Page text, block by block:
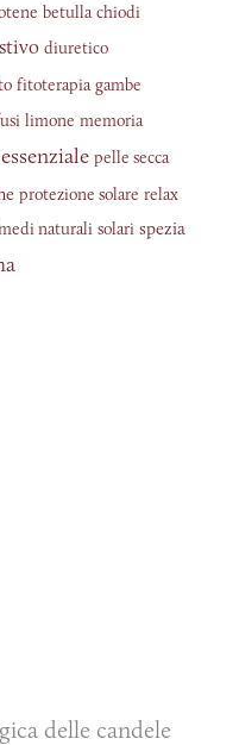
betulla chiodi
diuretico
fitoterapia gambe
limone memoria
pelle secca
protezione solare relax
naturali solari spezia
delle candele